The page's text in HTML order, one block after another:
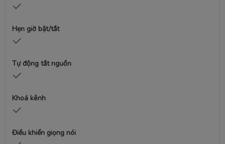
Hẹn giờ bật/tắt
Tự động tắt nguồn
Khoá kênh
Điều khiển giọng nói